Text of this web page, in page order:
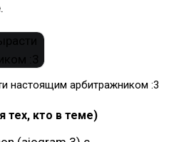
настоящим арбитражником :3
тех, кто в теме)